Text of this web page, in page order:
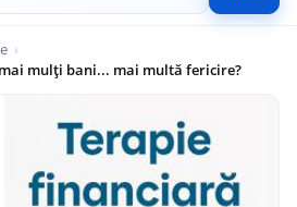
mulți bani... mai multă fericire?